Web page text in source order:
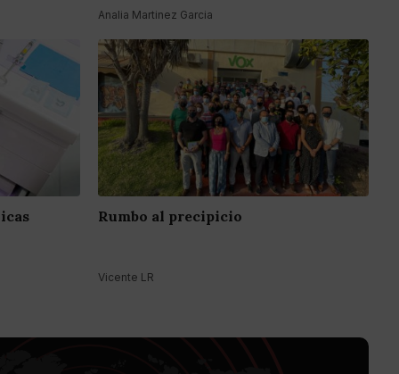
Analia Martinez Garcia
Rumbo al precipicio
Vicente LR